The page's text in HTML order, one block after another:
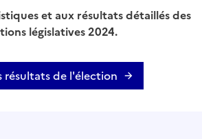
et aux résultats détaillés des
législatives 2024.
résultats de l'élection